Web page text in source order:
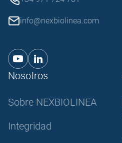
info@nexbiolinea.com
Nosotros
Sobre NEXBIOLINEA
Integridad